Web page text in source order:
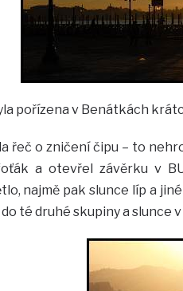
pořízena v Benátkách
řeč o zničení čipu – to
a otevřel závěrku v
najmě pak slunce líp a
té druhé skupiny a slunce